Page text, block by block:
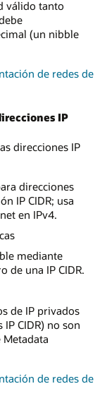
válido tanto
(un nibble
de redes de
IP
direcciones IP
direcciones
IP CIDR; usa
en IPv4.
mediante
de una IP CIDR.
de IP privados
CIDR) no son
de redes de